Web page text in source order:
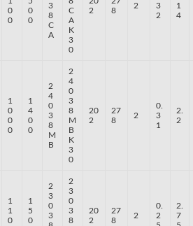
0
0
0
0
3
8
C
A
C
A
K
3
0
2
8
2
3
2
1
4
1
0
0
0
1
4
0
0
2
4
0
3
8
M
B
2
4
0
3
8
M
B
K
3
0
20
2
27
8
2
0.
3
1
2.
2
1
1
0
1
5
0
2
3
0
3
2
3
0
3
8
20
2
27
8
2
0.
2
2.
7